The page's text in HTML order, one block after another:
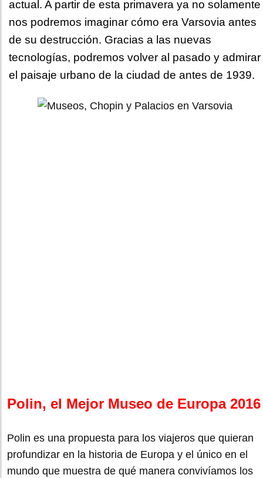
actual. A partir de esta primavera ya no solamente
nos podremos imaginar cómo era Varsovia antes
de su destrucción. Gracias a las nuevas
tecnologías, podremos volver al pasado y admirar
el paisaje urbano de la ciudad de antes de 1939.
Polin, el Mejor Museo de Europa 2016
Polin es una propuesta para los viajeros que quieran
profundizar en la historia de Europa y el único en el
mundo que muestra de qué manera convivíamos los